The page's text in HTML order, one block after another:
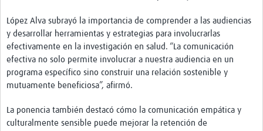
Pathfinder Honduras
Pathfinder Republica Dominicana
LAC Foro
López Alva subrayó la importancia de comprender a las audiencias
y desarrollar herramientas y estrategias para involucrarlas
efectivamente en la investigación en salud. “La comunicación
efectiva no solo permite involucrar a nuestra audiencia en un
programa específico sino construir una relación sostenible y
mutuamente beneficiosa”, afirmó.
La ponencia también destacó cómo la comunicación empática y
culturalmente sensible puede mejorar la retención de